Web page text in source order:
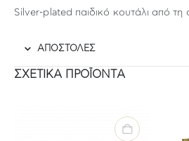
Silver-plated παιδικό κουτάλι από
ΑΠΟΣΤΟΛΕΣ
ΣΧΕΤΙΚΆ ΠΡΟΪΌΝΤΑ